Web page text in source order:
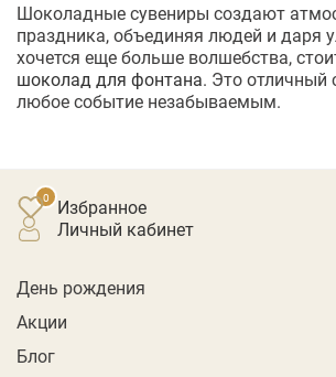
Шоколадные сувениры создают
праздника, объединяя людей и даря
хочется еще больше волшебства,
шоколад для фонтана. Это отличный
любое событие незабываемым.
Избранное
личный кабинет
День рождения
Акции
Блог